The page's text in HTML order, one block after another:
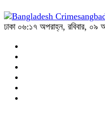
ঢাকা ০৬:১৭ অপরাহ্ন, রবিবার, ০৯